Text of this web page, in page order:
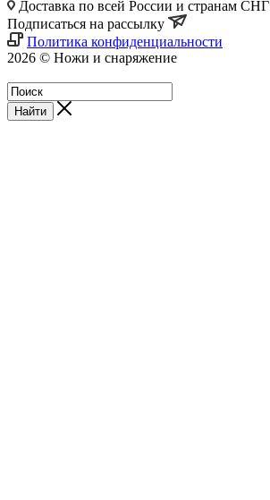
Доставка по всей России и странам СНГ
Подписаться на рассылку
Политика конфиденциальности
2026 © Ножи и снаряжение
Найти